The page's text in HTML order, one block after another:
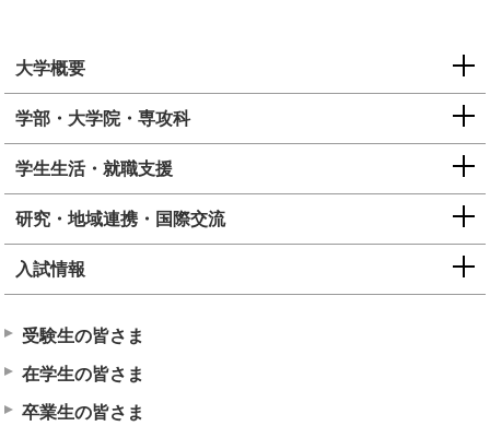
大学概要
学部・大学院・専攻科
学生生活・就職支援
研究・地域連携・国際交流
入試情報
受験生の皆さま
在学生の皆さま
卒業生の皆さま